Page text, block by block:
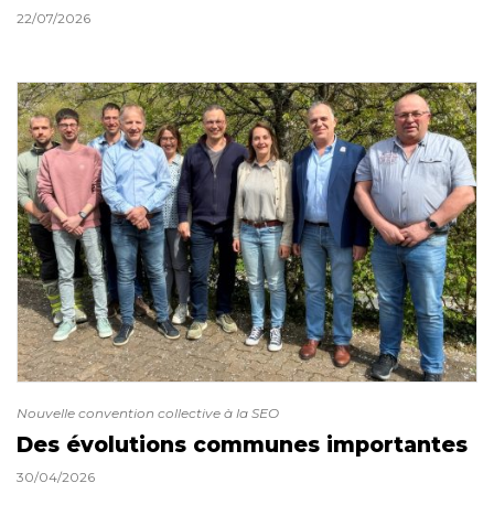
22/07/2026
Nouvelle convention collective à la SEO
Des évolutions communes importantes
30/04/2026